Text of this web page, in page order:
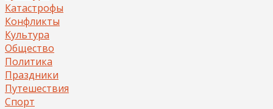
Катастрофы
Конфликты
Культура
Общество
Политика
Праздники
Путешествия
Спорт